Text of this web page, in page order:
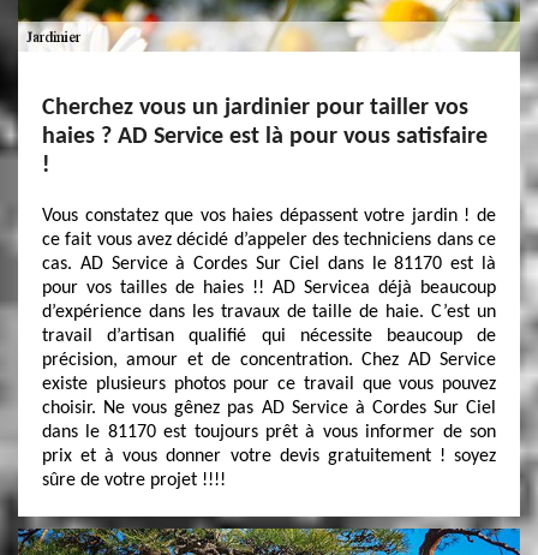
Cherchez vous un jardinier pour tailler vos
haies ? AD Service est là pour vous satisfaire
!
Vous constatez que vos haies dépassent votre jardin ! de
ce fait vous avez décidé d’appeler des techniciens dans ce
cas. AD Service à Cordes Sur Ciel dans le 81170 est là
pour vos tailles de haies !! AD Servicea déjà beaucoup
d’expérience dans les travaux de taille de haie. C’est un
travail d’artisan qualifié qui nécessite beaucoup de
précision, amour et de concentration. Chez AD Service
existe plusieurs photos pour ce travail que vous pouvez
choisir. Ne vous gênez pas AD Service à Cordes Sur Ciel
dans le 81170 est toujours prêt à vous informer de son
prix et à vous donner votre devis gratuitement ! soyez
sûre de votre projet !!!!